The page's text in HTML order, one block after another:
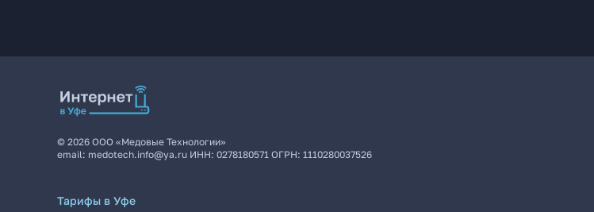
© 2026 ООО «Медовые Технологии»
email: medotech.info@ya.ru ИНН: 0278180571 ОГРН: 1110280037526
Тарифы в Уфе